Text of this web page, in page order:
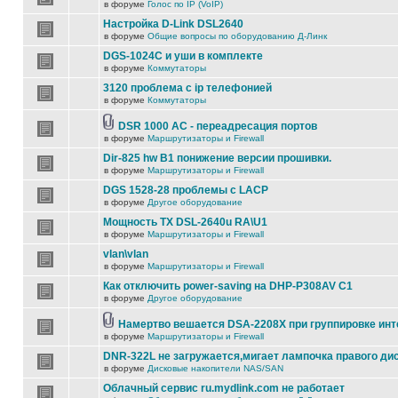
в форуме Голос по IP (VoIP)
Настройка D-Link DSL2640
в форуме Общие вопросы по оборудованию Д-Линк
DGS-1024C и уши в комплекте
в форуме Коммутаторы
3120 проблема с ip телефонией
в форуме Коммутаторы
DSR 1000 AC - переадресация портов
в форуме Маршрутизаторы и Firewall
Dir-825 hw B1 понижение версии прошивки.
в форуме Маршрутизаторы и Firewall
DGS 1528-28 проблемы с LACP
в форуме Другое оборудование
Мощность TX DSL-2640u RA\U1
в форуме Маршрутизаторы и Firewall
vlan\vlan
в форуме Маршрутизаторы и Firewall
Как отключить power-saving на DHP-P308AV C1
в форуме Другое оборудование
Намертво вешается DSA-2208X при группировке
в форуме Маршрутизаторы и Firewall
DNR-322L не загружается,мигает лампочка правого
в форуме Дисковые накопители NAS/SAN
Облачный сервис ru.mydlink.com не работает